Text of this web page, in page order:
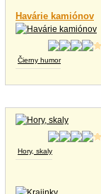
Havárie kamiónov
Čierny humor
Hory, skaly